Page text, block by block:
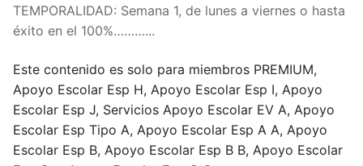
TEMPORALIDAD: Semana 1, de lunes a viernes o hasta
éxito en el 100%………...
Este contenido es solo para miembros PREMIUM,
Apoyo Escolar Esp H, Apoyo Escolar Esp I, Apoyo
Escolar Esp J, Servicios Apoyo Escolar EV A, Apoyo
Escolar Esp Tipo A, Apoyo Escolar Esp A A, Apoyo
Escolar Esp B, Apoyo Escolar Esp B B, Apoyo Escolar